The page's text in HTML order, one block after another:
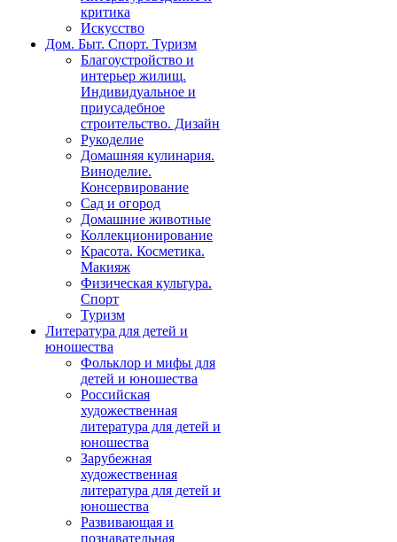
критика
Искусство
Дом. Быт. Спорт. Туризм
Благоустройство и
интерьер жилищ.
Индивидуальное и
приусадебное
строительство. Дизайн
Рукоделие
Домашняя кулинария.
Виноделие.
Консервирование
Сад и огород
Домашние животные
Коллекционирование
Красота. Косметика.
Макияж
Физическая культура.
Спорт
Туризм
Литература для детей и
юношества
Фольклор и мифы для
детей и юношества
Российская
художественная
литература для детей и
юношества
Зарубежная
художественная
литература для детей и
юношества
Развивающая и
познавательная